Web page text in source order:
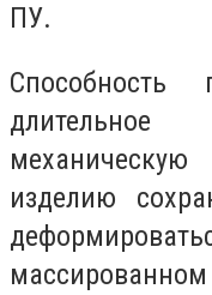
ПУ.
Способность
длительное
изделию